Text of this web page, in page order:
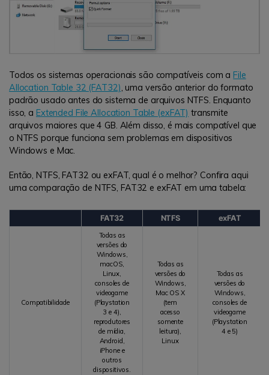
Todos os sistemas operacionais são compatíveis com a File
Allocation Table 32 (FAT32), uma versão anterior do formato
padrão usado antes do sistema de arquivos NTFS. Enquanto
isso, a Extended File Allocation Table (exFAT) transmite
arquivos maiores que 4 GB. Além disso, é mais compatível que
o NTFS porque funciona sem problemas em dispositivos
Windows e Mac.
Então, NTFS, FAT32 ou exFAT, qual é o melhor? Confira aqui
uma comparação de NTFS, FAT32 e exFAT em uma tabela:
FAT32 NTFS exFAT
Compatibilidade
Todas as
versões do
Windows,
macOS,
Linux,
consoles de
videogame
(Playstation
3 e 4),
reprodutores
de mídia,
Android,
iPhone e
outros
dispositivos.
Todas as
versões do
Windows,
Mac OS X
(tem
acesso
somente
leitura),
Linux
Todas as
versões do
Windows,
consoles de
videogame
(Playstation
4 e 5)